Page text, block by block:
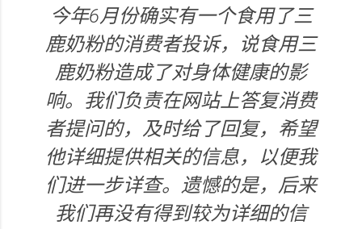
今年6月份确实有一个食用了三
鹿奶粉的消费者投诉，说食用三
鹿奶粉造成了对身体健康的影
响。我们负责在网站上答复消费
者提问的，及时给了回复，希望
他详细提供相关的信息，以便我
们进一步详查。遗憾的是，后来
我们再没有得到较为详细的信